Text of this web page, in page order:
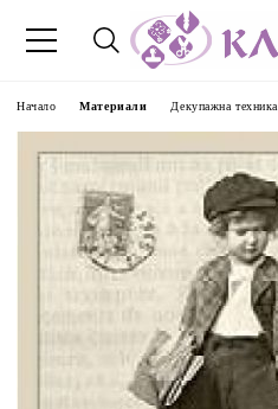
Начало Материали Декупажна техника